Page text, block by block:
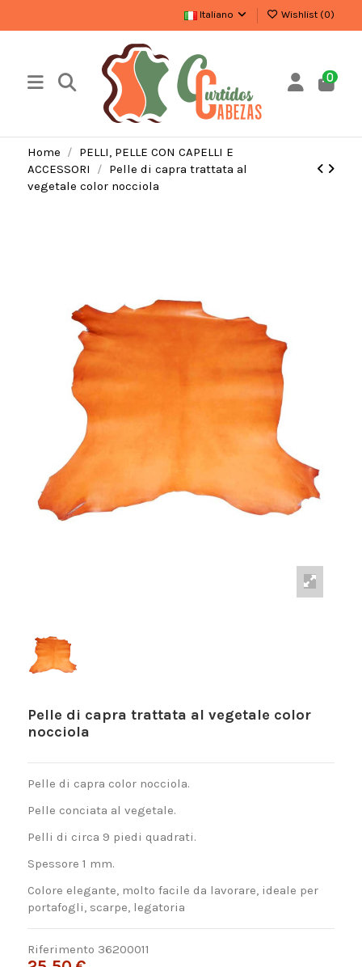
Italiano Wishlist (0)
0
Home
PELLI, PELLE CON CAPELLI E
ACCESSORI
Pelle di capra trattata al
vegetale color nocciola
Pelle di capra trattata al vegetale color
nocciola
Pelle di capra color nocciola.
Pelle conciata al vegetale.
Pelli di circa 9 piedi quadrati.
Spessore 1 mm.
Colore elegante, molto facile da lavorare, ideale per
portafogli, scarpe, legatoria
Riferimento 36200011